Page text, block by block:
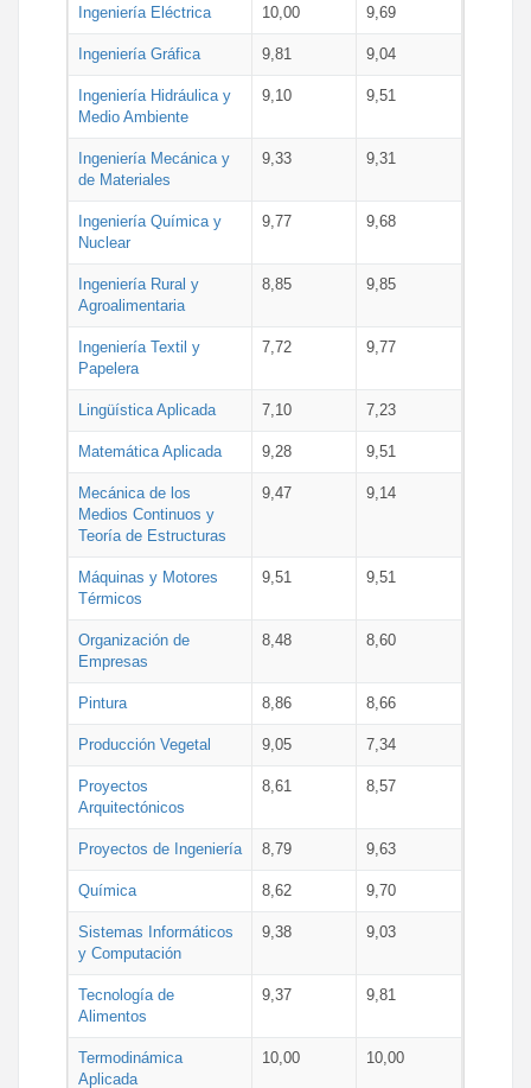
Ingeniería Eléctrica 10,00 9,69
Ingeniería Gráfica 9,81 9,04
Ingeniería Hidráulica y
Medio Ambiente
9,10 9,51
Ingeniería Mecánica y
de Materiales
9,33 9,31
Ingeniería Química y
Nuclear
9,77 9,68
Ingeniería Rural y
Agroalimentaria
8,85 9,85
Ingeniería Textil y
Papelera
7,72 9,77
Lingüística Aplicada 7,10 7,23
Matemática Aplicada 9,28 9,51
Mecánica de los
Medios Continuos y
Teoría de Estructuras
9,47 9,14
Máquinas y Motores
Térmicos
9,51 9,51
Organización de
Empresas
8,48 8,60
Pintura 8,86 8,66
Producción Vegetal 9,05 7,34
Proyectos
Arquitectónicos
8,61 8,57
Proyectos de Ingeniería 8,79 9,63
Química 8,62 9,70
Sistemas Informáticos
y Computación
9,38 9,03
Tecnología de
Alimentos
9,37 9,81
Termodinámica
Aplicada
10,00 10,00